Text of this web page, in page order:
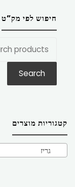
חיפוש לפי מק”ט
Search
קטגוריות מוצרים
גריז